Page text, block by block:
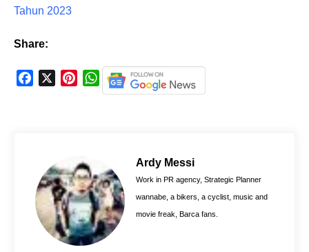
Tahun 2023
Share:
k
r
e
s
W
h
p
p
Ardy Messi
Work in PR agency, Strategic Planner
wannabe, a bikers, a cyclist, music and
movie freak, Barca fans.